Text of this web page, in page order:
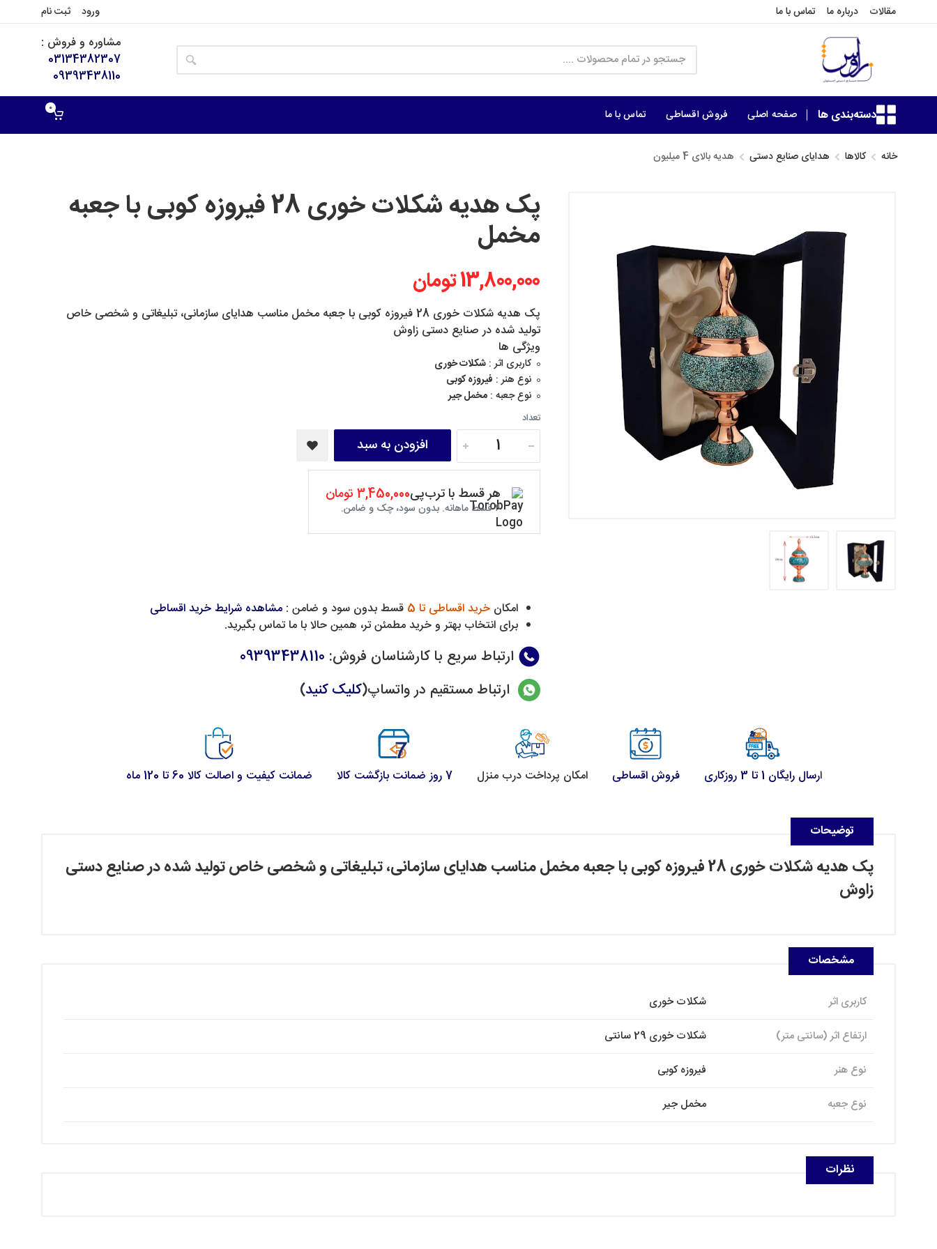
مقالات درباره ما تماس با ما ورود ثبت نام
مشاوره و فروش :
03134382307
09393438110
دسته‌بندی ها صفحه اصلی فروش اقساطی تماس با ما 0
خانه کالاها هدایای صنایع دستی هدیه بالای 4 میلیون
پک هدیه شکلات خوری 28 فیروزه کوبی با جعبه
مخمل
13,800,000 تومان
پک هدیه شکلات خوری 28 فیروزه کوبی با جعبه مخمل مناسب هدایای سازمانی، تبلیغاتی و شخصی خاص
تولید شده در صنایع دستی زاوش
ویژگی ها
کاربری اثر :شکلات خوری
نوع هنر : فیروزه کوبی
نوع جعبه :مخمل جیر
تعداد
افزودن به سبد
هر قسط با ترب‌پی3,450,000 تومان
۴ قسط ماهانه. بدون سود، چک و ضامن.
امکانخرید اقساطی تا 5 قسط بدون سود و ضامن :مشاهده شرایط خرید اقساطی
برای انتخاب بهتر و خرید مطمئن تر، همین حالا با ما تماس بگیرید.
ارتباط سریع با کارشناسان فروش:
09393438110
ارتباط مستقیم در واتساپ(کلیک کنید)
ارسال رایگان 1 تا 3 روزکاری فروش اقساطی امکان پرداخت درب منزل 7 روز ضمانت بازگشت کالا ضمانت کیفیت و اصالت کالا 60 تا 120 ماه
توضیحات
پک هدیه شکلات خوری 28 فیروزه کوبی با جعبه مخمل مناسب هدایای سازمانی، تبلیغاتی و شخصی خاص تولید شده در صنایع دستی
زاوش
مشخصات
کاربری اثر
شکلات خوری
ارتفاع اثر (سانتی متر)
شکلات خوری 29 سانتی
نوع هنر
فیروزه کوبی
نوع جعبه
مخمل جیر
نظرات